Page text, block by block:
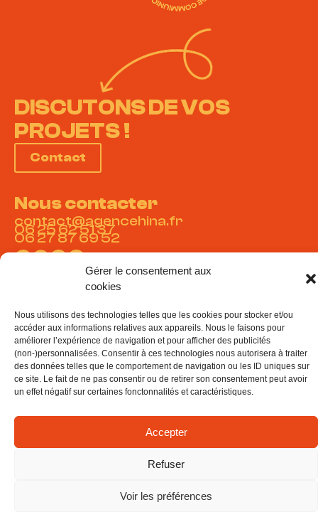
Gérer le consentement aux
cookies
Nous utilisons des technologies telles que les cookies pour stocker et/ou
accéder aux informations relatives aux appareils. Nous le faisons pour
améliorer l’expérience de navigation et pour afficher des publicités
(non-)personnalisées. Consentir à ces technologies nous autorisera à traiter
des données telles que le comportement de navigation ou les ID uniques sur
ce site. Le fait de ne pas consentir ou de retirer son consentement peut avoir
un effet négatif sur certaines fonctonnalités et caractéristiques.
Accepter
Refuser
Voir les préférences
DISCUTONS DE VOS
PROJETS !
Contact
Nous contacter
contact@agencehina.fr
06 25 62 51 37
06 27 87 69 52
© Agence Hina 2024 – Mentions légales–
Politique de
confidentialité